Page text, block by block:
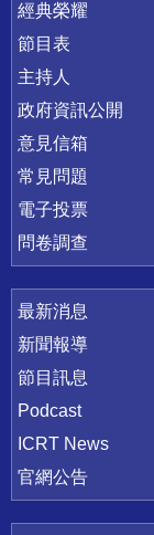
快速連結
經典榮耀
節目表
主持人
政府資訊公開
意見信箱
常見問題
電子投票
問卷調查
最新消息
新聞報導
節目訊息
Podcast
ICRT News
官網公告